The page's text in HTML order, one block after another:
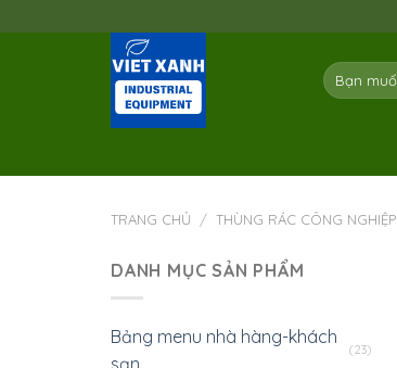
to
Tìm
kiếm:
TRANG CHỦ / THÙNG RÁC CÔNG NGHIỆP
DANH MỤC SẢN PHẨM
Bảng menu nhà hàng-khách
sạn
(23)